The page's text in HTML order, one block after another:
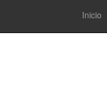
Inicio